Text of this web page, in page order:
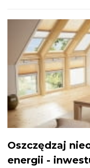
Oszczędzaj
energii -